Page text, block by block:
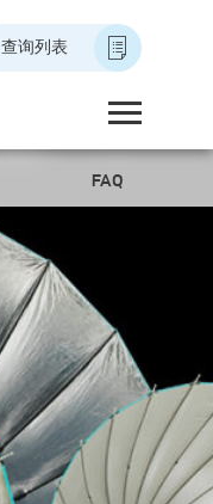
查询列表
FAQ